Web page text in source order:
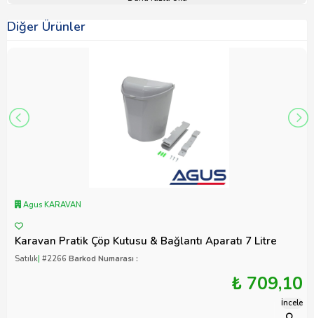
Diğer Ürünler
Agus KARAVAN
Karavan Pratik Çöp Kutusu & Bağlantı Aparatı 7 Litre
Satılık| #2266 Barkod Numarası :
₺ 709,10
İncele